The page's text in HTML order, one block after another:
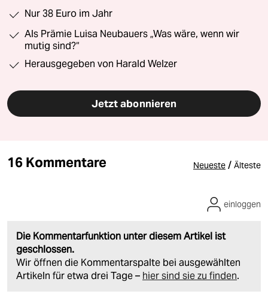
Nur 38 Euro im Jahr
Als Prämie Luisa Neubauers „Was wäre, wenn wir
mutig sind?“
Herausgegeben von Harald Welzer
Jetzt abonnieren
16 Kommentare Neueste / Älteste
Die Kommentarfunktion unter diesem Artikel ist
geschlossen.
Wir öffnen die Kommentarspalte bei ausgewählten
Artikeln für etwa drei Tage – hier sind sie zu finden.
einloggen